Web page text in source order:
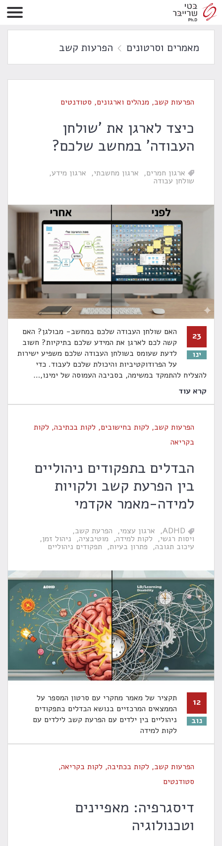
מאמרים וסרטונים הפרעות קשב
הפרעות קשב, מנהלים וארגונים, סטודנטים
כיצד לארגן את 'שולחן
העבודה' במחשב שלכם?
ארגון חמרים ארגון מחשבתי ארגון מידע
שולחן עבודה
23
ינו
האם שולחן העבודה שלכם במחשב- מבולגן? האם
קשה לכם לארגן את המידע שלכם בתיקיות? חשוב
לדעת שעומס בשולחן העבודה שלכם משפיע ישירות
על הפרודוקטיביות והיכולת שלכם לעבוד. כדי
להצליח להתמקד במשימה, בסביבה העמוסה של ימינו,…
קרא עוד
הפרעות קשב, לקות בחישובים, לקות בכתיבה, לקות
בקריאה
הבדלים בתפקודים ניהוליים
בין הפרעת קשב ולקויות
למידה-מאמר אקדמי
ADHD ארגון עצמי הפרעת קשב
ויסות רגשי לקות למידה מוטיבציה ניהול זמן
עיכוב תגובה פתרון בעיות תפקודים ניהוליים
12
נוב
תקציר של מאמר מחקרי עם סרטון המספר על
הממצאים המרכזיים בנושא הבדלים בתפקודים
ניהוליים בין ילדים עם הפרעת קשב לילדים עם
לקות למידה
הפרעות קשב, לקות בכתיבה, לקות בקריאה,
סטודנטים
דיסגרפיה: מאפיינים
וטכנולוגיה